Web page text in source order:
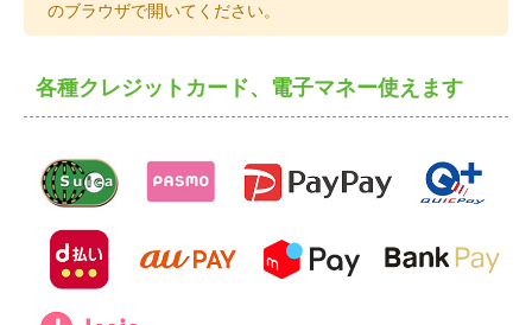
のブラウザで開いてください。
各種クレジットカード、電子マネー使えます